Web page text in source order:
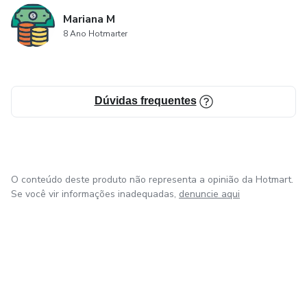
Mariana M
8 Ano Hotmarter
Dúvidas frequentes
O conteúdo deste produto não representa a opinião da Hotmart.
Se você vir informações inadequadas, denuncie aqui